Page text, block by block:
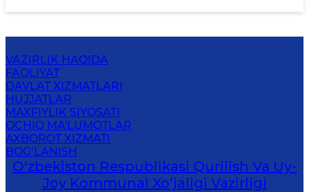
VAZIRLIK HAQIDA
FAOLIYAT
DAVLAT XIZMATLARI
HUJJATLAR
MAXFIYLIK SIYOSATI
OCHIQ MA'LUMOTLAR
AXBOROT XIZMATI
BOG‘LANISH
O‘zbekiston Respublikasi Qurilish Va Uy-
Joy Kommunal Xo‘jaligi Vazirligi